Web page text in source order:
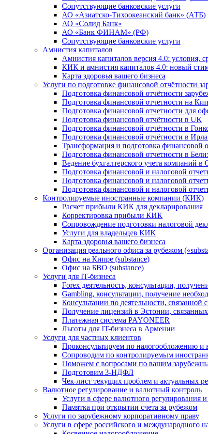
Сопутствующие банковские услуги
АО «Азиатско-Тихоокеанский банк» (АТБ)
АО «Солид Банк»
АО «Банк ФИНАМ» (РФ)
Сопутствующие банковские услуги
Амнистия капиталов
Амнистия капиталов версия 4.0: условия,
КИК и амнистия капиталов 4.0: новый
Карта здоровья вашего бизнеса
Услуги по подготовке финансовой
Подготовка финансовой отчётности
Подготовка финансовой отчетности на
Подготовка финансовой отчетности для
Подготовка финансовой отчётности в UK
Подготовка финансовой отчётности в
Подготовка финансовой отчётности в
Трансформация и подготовка
Подготовка финансовой отчетности в
Ведение бухгалтерского учета
Подготовка финансовой и налоговой
Подготовка финансовой и налоговой
Подготовка финансовой и налоговой
Контролируемые иностранные компании (КИК)
Расчет прибыли КИК для декларирования
Корректировка прибыли КИК
Сопровождение подготовки налоговой
Услуги для владельцев КИК
Карта здоровья вашего бизнеса
Организация реального офиса за рубежом
Офис на Кипре (substance)
Офис на БВО (substance)
Услуги для IT-бизнеса
Forex деятельность, консультации,
Gambling, консультации, получение
Консультации по деятельности, связанной
Получение лицензий в Эстонии,
Платежная система PAYONEER
Льготы для IT-бизнеса в Армении
Услуги для частных клиентов
Проконсультируем по налогообложению
Сопроводим по контролируемым
Поможем с вопросами по вашим
Подготовим 3-НДФЛ
Чек-лист текущих проблем и актуальных
Валютное регулирование и валютный контроль
Услуги в сфере валютного регулирования
Памятка при открытии счета за рубежом
Услуги по зарубежному корпоративному праву
Услуги в сфере российского и международного